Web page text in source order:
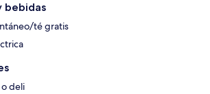
bebidas
té gratis
deli